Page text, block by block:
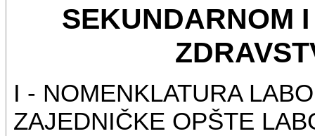
SEKUNDARNOM
I - NOMENKLATURA
ZAJEDNIČKE OPŠTE